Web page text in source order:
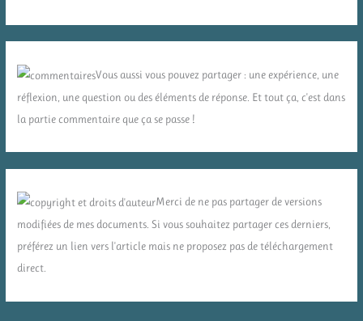
Vous aussi vous pouvez partager : une expérience, une
réflexion, une question ou des éléments de réponse. Et tout ça, c'est dans
la partie commentaire que ça se passe !
Merci de ne pas partager de versions
modifiées de mes documents. Si vous souhaitez partager ces derniers,
préférez un lien vers l'article mais ne proposez pas de téléchargement
direct.